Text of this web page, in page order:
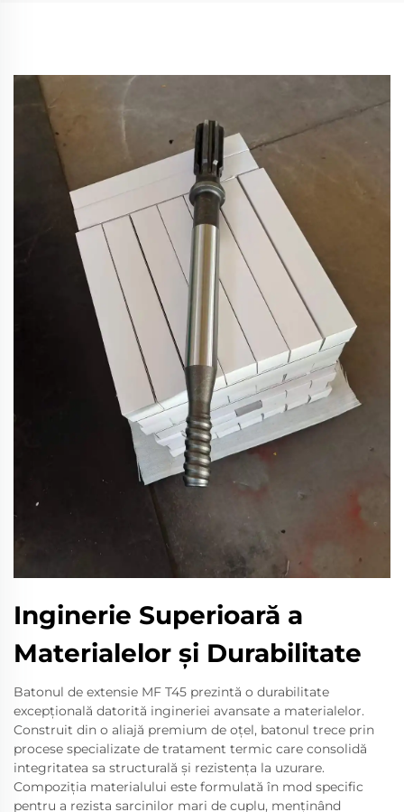
Inginerie Superioară a
Materialelor și Durabilitate
Batonul de extensie MF T45 prezintă o durabilitate
excepțională datorită ingineriei avansate a materialelor.
Construit din o aliajă premium de oțel, batonul trece prin
procese specializate de tratament termic care consolidă
integritatea sa structurală și rezistența la uzurare.
Compoziția materialului este formulată în mod specific
pentru a rezista sarcinilor mari de cuplu, menținând